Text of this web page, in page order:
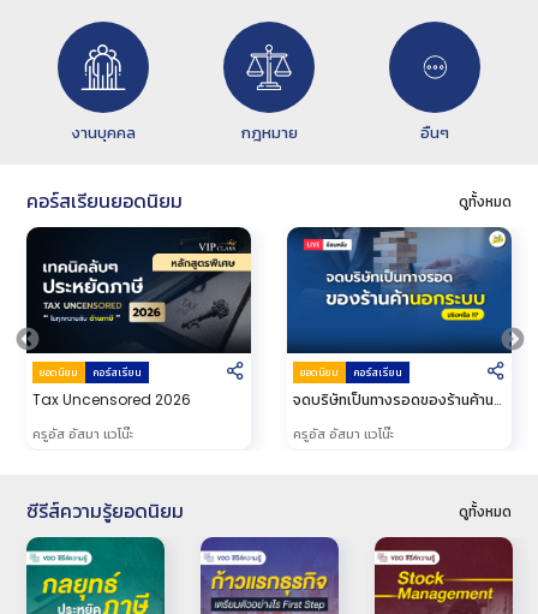
งานบุคคล กฎหมาย อื่นๆ
คอร์สเรียนยอดนิยม ดูทั้งหมด
ยอดนิยม คอร์สเรียน
Tax Uncensored 2026
ครูอัส อัสมา แวโน๊ะ
ยอดนิยม คอร์สเรียน
จดบริษัทเป็นทางรอดของร้านค้าน
ครูอัส อัสมา แวโน๊ะ
ซีรีส์ความรู้ยอดนิยม ดูทั้งหมด